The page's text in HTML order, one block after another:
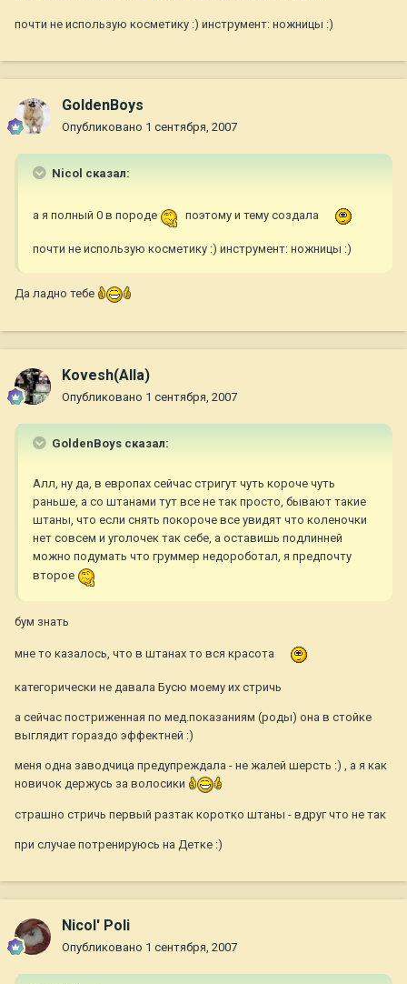
почти не использую косметику :) инструмент: ножницы :)
GoldenBoys
Опубликовано 1 сентября, 2007
Nicol сказал:
а я полный 0 в породе поэтому и тему создала
почти не использую косметику :) инструмент: ножницы :)
Да ладно тебе
Kovesh(Alla)
Опубликовано 1 сентября, 2007
GoldenBoys сказал:
Алл, ну да, в европах сейчас стригут чуть короче чуть
раньше, а со штанами тут все не так просто, бывают такие
штаны, что если снять покороче все увидят что коленочки
нет совсем и уголочек так себе, а оставишь подлинней
можно подумать что груммер недороботал, я предпочту
второе
бум знать
мне то казалось, что в штанах то вся красота
категорически не давала Бусю моему их стричь
а сейчас постриженная по мед.показаниям (роды) она в стойке
выглядит гораздо эффектней :)
меня одна заводчица предупреждала - не жалей шерсть :) , а я как
новичок держусь за волосики
страшно стричь первый разтак коротко штаны - вдруг что не так
при случае потренируюсь на Детке :)
Nicol' Poli
Опубликовано 1 сентября, 2007